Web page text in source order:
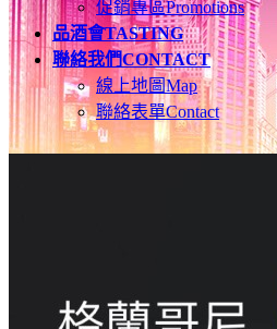
促銷專區Promotions
品酒會TASTING
聯絡我們CONTACT
線上地圖Map
聯絡表單Contact